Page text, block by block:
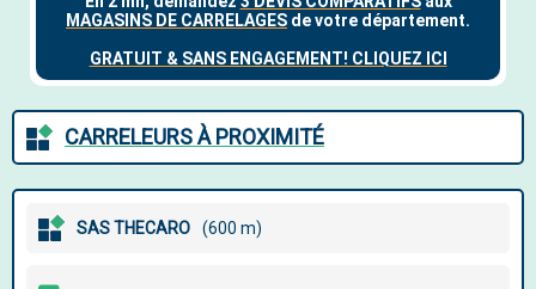
CARRELEURS À PROXIMITÉ
SAS THECARO (600 m)